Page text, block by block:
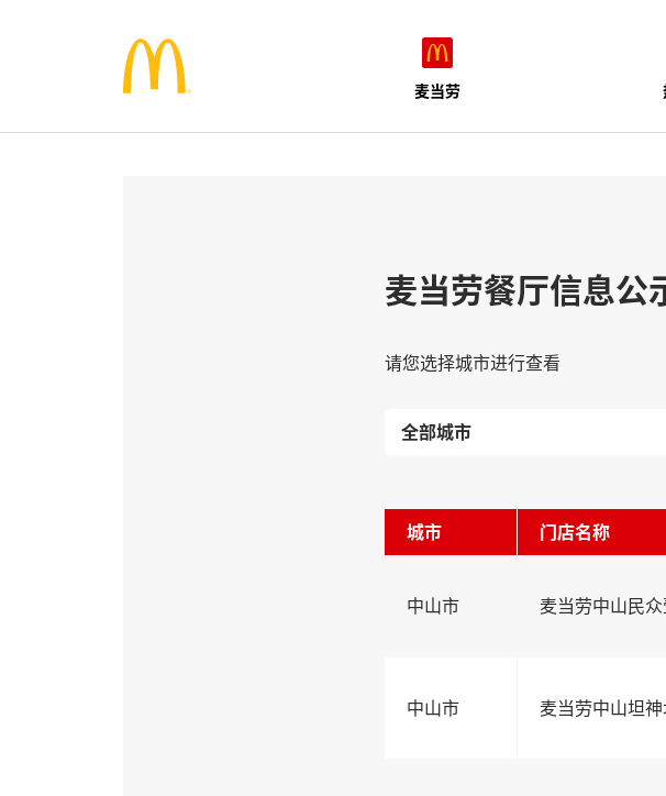
麦当劳
麦当劳餐厅信息公
请您选择城市进行查看
城市 门店名称
中山市 麦当劳中山民
中山市 麦当劳中山坦